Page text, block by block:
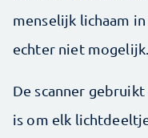
menselijk lichaam
echter niet mogelijk.
De scanner
is om elk